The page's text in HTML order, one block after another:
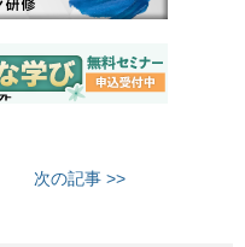
次の記事 >>